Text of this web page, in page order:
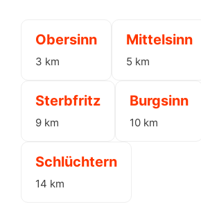
Obersinn
3 km
Mittelsinn
5 km
Sterbfritz
9 km
Burgsinn
10 km
Schlüchtern
14 km